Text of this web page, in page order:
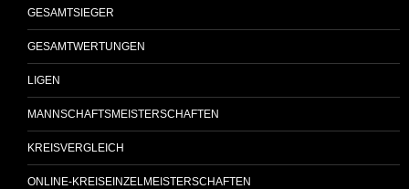
GESAMTSIEGER
GESAMTWERTUNGEN
LIGEN
MANNSCHAFTSMEISTERSCHAFTEN
KREISVERGLEICH
ONLINE-KREISEINZELMEISTERSCHAFTEN